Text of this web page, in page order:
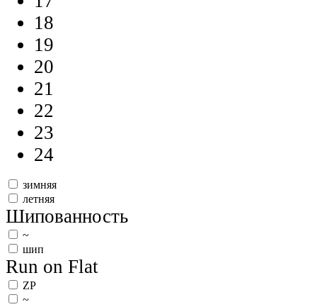
18
19
20
21
22
23
24
зимняя
летняя
Шипованность
~
шип
Run on Flat
ZP
~